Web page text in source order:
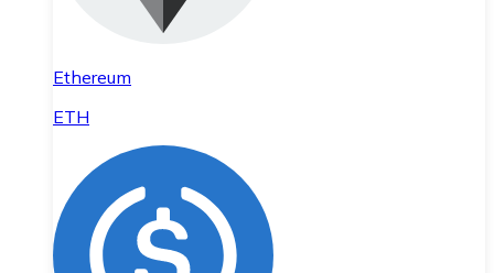
Ethereum
ETH